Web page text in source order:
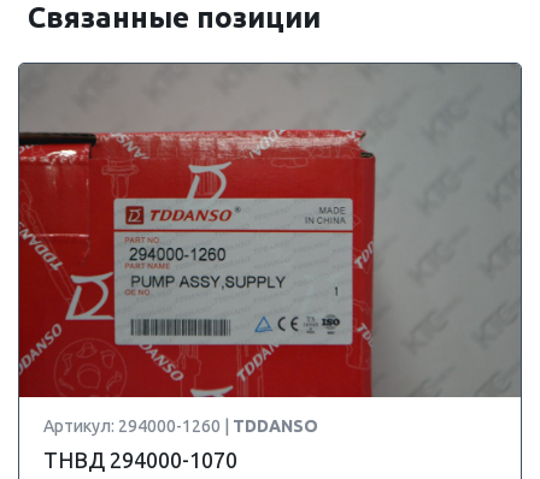
Связанные позиции
Артикул: 294000-1260 | TDDANSO
ТНВД 294000-1070